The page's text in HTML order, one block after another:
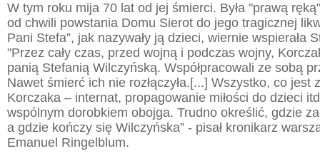
W tym roku mija 70 lat od jej śmierci. Była "prawą
od chwili powstania Domu Sierot do jego tragicznej
Pani Stefa”, jak nazywały ją dzieci, wiernie wspierała
"Przez cały czas, przed wojną i podczas wojny,
panią Stefanią Wilczyńską. Współpracowali ze sobą
Nawet śmierć ich nie rozłączyła.[...] Wszystko, co jest
Korczaka – internat, propagowanie miłości do dzieci
wspólnym dorobkiem obojga. Trudno określić, gdzie
a gdzie kończy się Wilczyńska” - pisał kronikarz
Emanuel Ringelblum.